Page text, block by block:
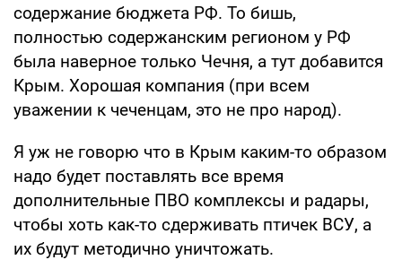
содержание бюджета РФ. То бишь,
полностью содержанским регионом у РФ
была наверное только Чечня, а тут добавится
Крым. Хорошая компания (при всем
уважении к чеченцам, это не про народ).
Я уж не говорю что в Крым каким-то образом
надо будет поставлять все время
дополнительные ПВО комплексы и радары,
чтобы хоть как-то сдерживать птичек ВСУ, а
их будут методично уничтожать.